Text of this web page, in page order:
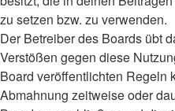
zu setzen bzw. zu verwenden.
Der Betreiber des Boards übt
Verstößen gegen diese
Board veröffentlichten Regeln
Abmahnung zeitweise oder